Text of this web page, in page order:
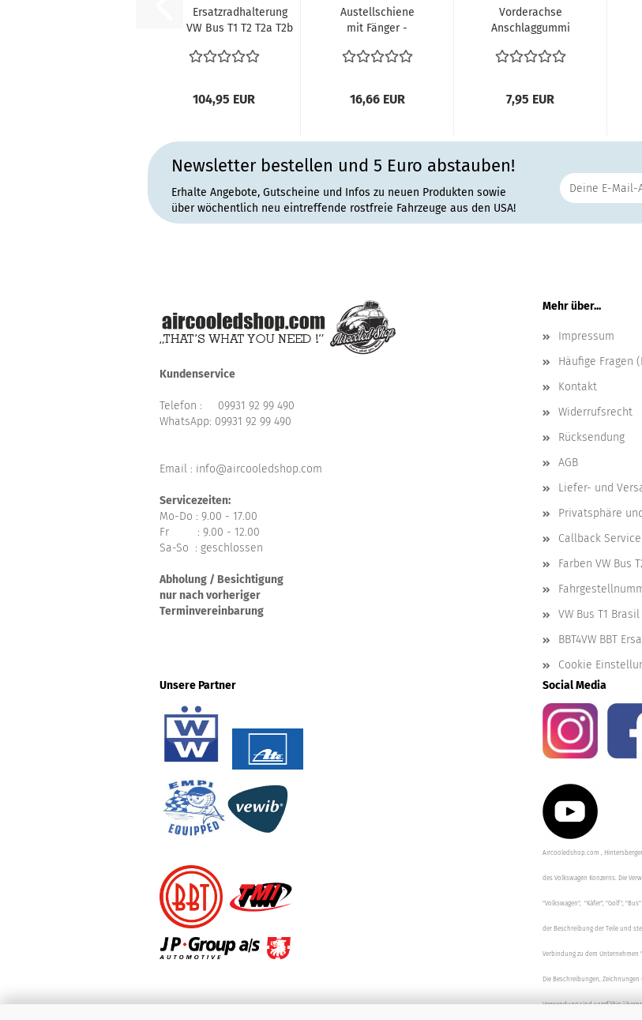
Ersatzradhalterung
VW Bus T1 T2 T2a T2b
104,95 EUR
Austellschiene
mit Fänger -
Edelstahl VW...
16,66 EUR
Vorderachse
Anschlaggummi
Tragarme VW...
7,95 EUR
Newsletter bestellen und 5 Euro abstauben!
Erhalte Angebote, Gutscheine und Infos zu neuen Produkten sowie
über wöchentlich neu eintreffende rostfreie Fahrzeuge aus den USA!
Kundenservice
Telefon : 09931 92 99 490
WhatsApp: 09931 92 99 490
Email : info@aircooledshop.com
Servicezeiten:
Mo-Do : 9.00 - 17.00
Fr : 9.00 - 12.00
Sa-So : geschlossen
Abholung / Besichtigung
nur nach vorheriger
Terminvereinbarung
Mehr über...
Impressum
Häufige Fragen
Kontakt
Widerrufsrecht
Rücksendung
AGB
Liefer- und
Privatsphäre
Callback Service
Farben VW Bus
VW Bus T1
BBT4VW BBT
Cookie
Unsere Partner
Social Media
Aircooledshop.com ,
des Volkswagen Konzerns. Die
"Volkswagen", "Käfer", "Golf",
der Beschreibung der Teile und
Verbindung zu dem Unternehmen
Die Beschreibungen,
Verwendung sind sorgfältig